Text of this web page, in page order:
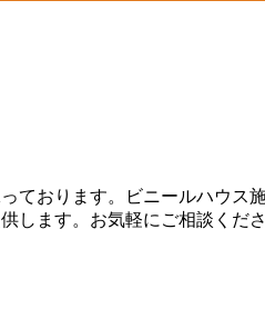
ております。ビニールハウス
します。お気軽にご相談くださ